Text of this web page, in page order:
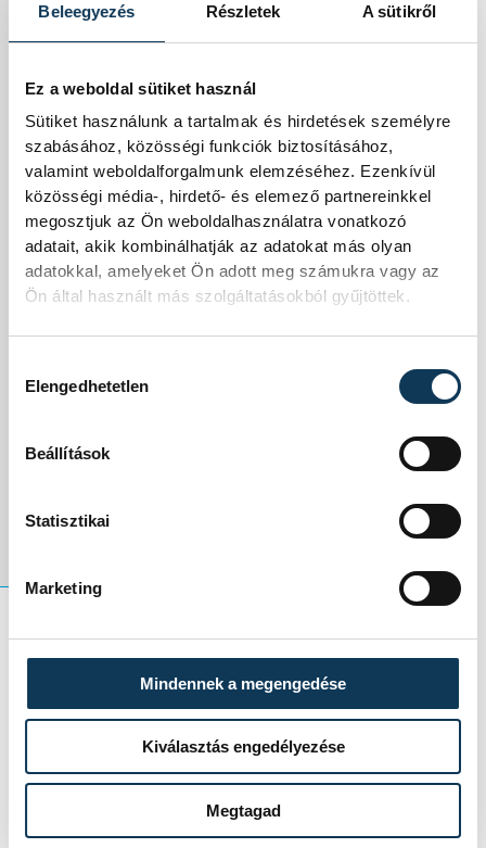
Beleegyezés Részletek A sütikről
Ez a weboldal sütiket használ
Sütiket használunk a tartalmak és hirdetések személyre
szabásához, közösségi funkciók biztosításához,
valamint weboldalforgalmunk elemzéséhez. Ezenkívül
közösségi média-, hirdető- és elemező partnereinkkel
megosztjuk az Ön weboldalhasználatra vonatkozó
adatait, akik kombinálhatják az adatokat más olyan
adatokkal, amelyeket Ön adott meg számukra vagy az
Ön által használt más szolgáltatásokból gyűjtöttek.
Elengedhetetlen
Beállítások
Statisztikai
Marketing
Mindennek a megengedése
Kiválasztás engedélyezése
Megtagad
A modern világban,
ahol a tökéletesség
hajszolása és a
hibák elrejtése
gyakori, a kintsugi
emlékeztet
bennünket arra,
szégyen, hanem
Balogh